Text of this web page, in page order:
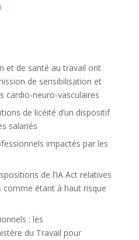
et de santé au travail ont
de sensibilisation et
cardio-neuro-vasculaires
de licéité d’un dispositif
salariés
impactés par les
de l’IA Act relatives
comme étant à haut risque
: les
du Travail pour